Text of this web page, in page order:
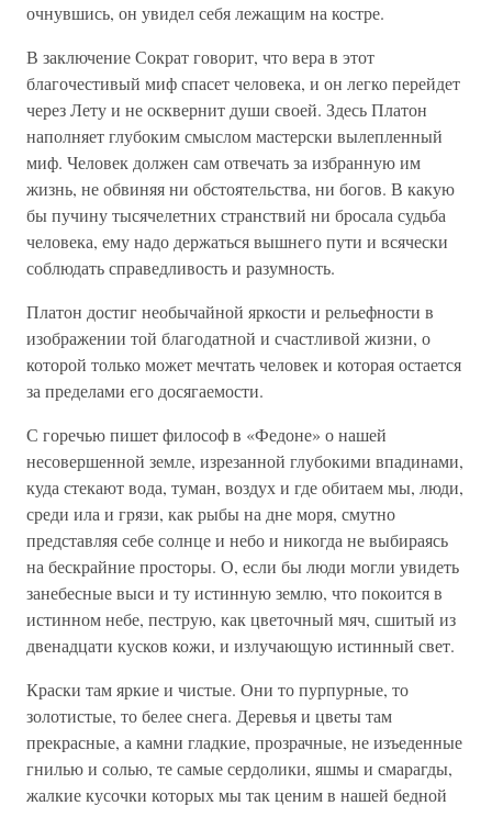
очнувшись, он увидел себя лежащим на костре.
В заключение Сократ говорит, что вера в этот
благочестивый миф спасет человека, и он легко перейдет
через Лету и не осквернит души своей. Здесь Платон
наполняет глубоким смыслом мастерски вылепленный
миф. Человек должен сам отвечать за избранную им
жизнь, не обвиняя ни обстоятельства, ни богов. В какую
бы пучину тысячелетних странствий ни бросала судьба
человека, ему надо держаться вышнего пути и всячески
соблюдать справедливость и разумность.
Платон достиг необычайной яркости и рельефности в
изображении той благодатной и счастливой жизни, о
которой только может мечтать человек и которая остается
за пределами его досягаемости.
С горечью пишет философ в «Федоне» о нашей
несовершенной земле, изрезанной глубокими впадинами,
куда стекают вода, туман, воздух и где обитаем мы, люди,
среди ила и грязи, как рыбы на дне моря, смутно
представляя себе солнце и небо и никогда не выбираясь
на бескрайние просторы. О, если бы люди могли увидеть
занебесные выси и ту истинную землю, что покоится в
истинном небе, пеструю, как цветочный мяч, сшитый из
двенадцати кусков кожи, и излучающую истинный свет.
Краски там яркие и чистые. Они то пурпурные, то
золотистые, то белее снега. Деревья и цветы там
прекрасные, а камни гладкие, прозрачные, не изъеденные
гнилью и солью, те самые сердолики, яшмы и смарагды,
жалкие кусочки которых мы так ценим в нашей бедной